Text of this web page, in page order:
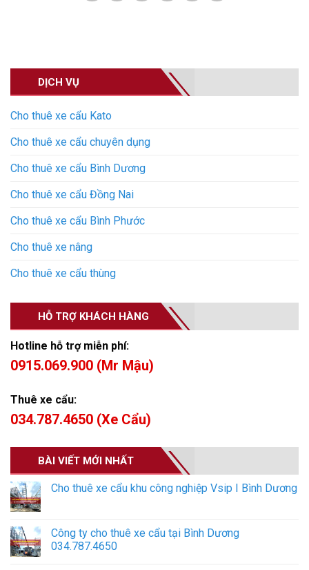
DỊCH VỤ
Cho thuê xe cẩu Kato
Cho thuê xe cẩu chuyên dụng
Cho thuê xe cẩu Bình Dương
Cho thuê xe cẩu Đồng Nai
Cho thuê xe cẩu Bình Phước
Cho thuê xe nâng
Cho thuê xe cẩu thùng
HỖ TRỢ KHÁCH HÀNG
Hotline hỗ trợ miễn phí:
0915.069.900 (Mr Mậu)
Thuê xe cẩu:
034.787.4650 (Xe Cẩu)
BÀI VIẾT MỚI NHẤT
Cho thuê xe cẩu khu công nghiệp Vsip I Bình Dương
Công ty cho thuê xe cẩu tại Bình Dương
034.787.4650